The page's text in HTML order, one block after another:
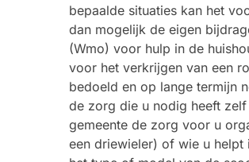
bepaalde situaties kan het
dan mogelijk de eigen
(Wmo) voor hulp in de
voor het verkrijgen van een
bedoeld en op lange termijn
de zorg die u nodig heeft
gemeente de zorg voor u
een driewieler) of wie u helpt